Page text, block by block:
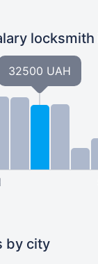
locksmith
32500 UAH
by city